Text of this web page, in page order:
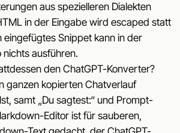
aus spezielleren Dialekten
in der Eingabe wird escaped statt
eingefügtes Snippet kann in der
nichts ausführen.
den ChatGPT-Konverter?
ganzen kopierten Chatverlauf
samt „Du sagtest:“ und Prompt-
Editor ist für sauberen,